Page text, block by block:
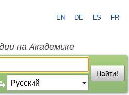
EN DE ES FR
на Академике
Найти!